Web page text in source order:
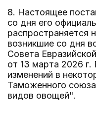
8. Настоящее
со дня его
распространяется
возникшие со дня
Совета
от 13 марта 2026
изменений в
Таможенного
видов овощей".